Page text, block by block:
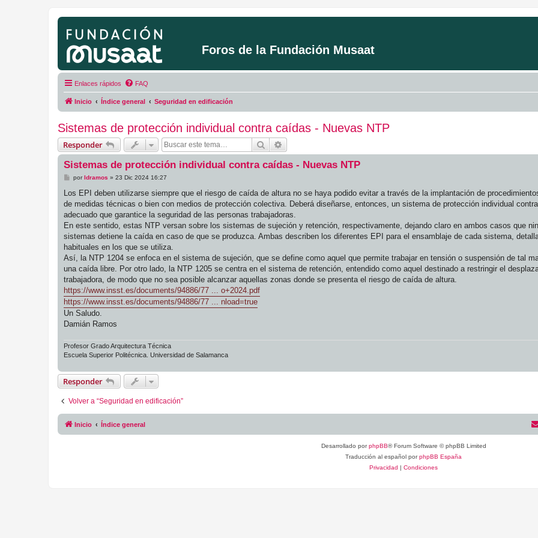
Foros de la Fundación Musaat
Enlaces rápidos FAQ
Inicio Índice general Seguridad en edificación
Sistemas de protección individual contra caídas - Nuevas NTP
Responder Buscar
Sistemas de protección individual contra caídas - Nuevas NTP
M
n
a
j
porldramos » 23 Dic 2024 16:27
Los EPI deben utilizarse siempre que el riesgo de caída de altura no se haya podido evitar a través de la implantación de
de medidas técnicas o bien con medios de protección colectiva. Deberá diseñarse, entonces, un sistema de protección individual
adecuado que garantice la seguridad de las personas trabajadoras.
En este sentido, estas NTP versan sobre los sistemas de sujeción y retención, respectivamente, dejando claro en ambos casos que
sistemas detiene la caída en caso de que se produzca. Ambas describen los diferentes EPI para el ensamblaje de cada sistema,
habituales en los que se utiliza.
Así, la NTP 1204 se enfoca en el sistema de sujeción, que se define como aquel que permite trabajar en tensión o suspensión de tal
una caída libre. Por otro lado, la NTP 1205 se centra en el sistema de retención, entendido como aquel destinado a restringir el
trabajadora, de modo que no sea posible alcanzar aquellas zonas donde se presenta el riesgo de caída de altura.
https://www.insst.es/documents/94886/77 ... o+2024.pdf
https://www.insst.es/documents/94886/77 ... nload=true
Un Saludo.
Damián Ramos
Profesor Grado Arquitectura Técnica
Escuela Superior Politécnica. Universidad de Salamanca
Responder
Volver a “Seguridad en edificación”
Inicio Índice general
Desarrollado porphpBB® Forum Software © phpBB Limited
Traducción al español porphpBB España
Privacidad | Condiciones